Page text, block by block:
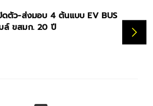
ซ์คอนน์ เร่งเดินหน้าสร้างโรงงานผลิต